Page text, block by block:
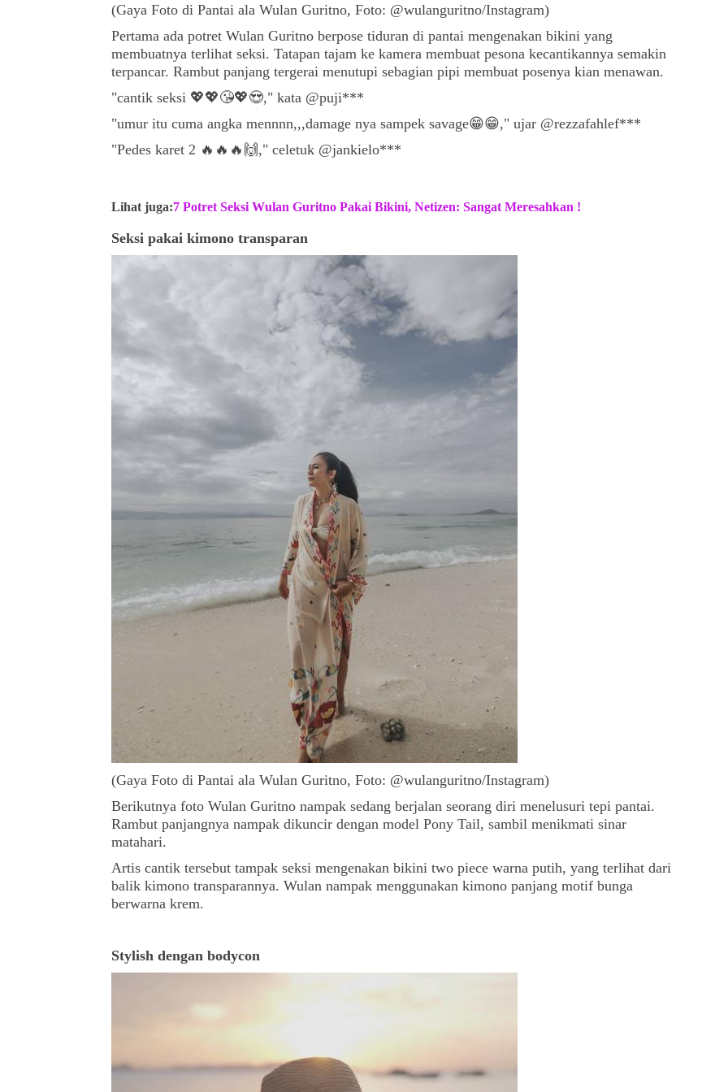
(Gaya Foto di Pantai ala Wulan Guritno, Foto: @wulanguritno/Instagram)
Pertama ada potret Wulan Guritno berpose tiduran di pantai mengenakan bikini yang
membuatnya terlihat seksi. Tatapan tajam ke kamera membuat pesona kecantikannya semakin
terpancar. Rambut panjang tergerai menutupi sebagian pipi membuat posenya kian menawan.
"cantik seksi 💖💖😘💖😍," kata @puji***
"umur itu cuma angka mennnn,,,damage nya sampek savage😁😁," ujar @rezzafahlef***
"Pedes karet 2 🔥🔥🔥🙌," celetuk @jankielo***
Lihat juga:7 Potret Seksi Wulan Guritno Pakai Bikini, Netizen: Sangat Meresahkan !
Seksi pakai kimono transparan
(Gaya Foto di Pantai ala Wulan Guritno, Foto: @wulanguritno/Instagram)
Berikutnya foto Wulan Guritno nampak sedang berjalan seorang diri menelusuri tepi pantai.
Rambut panjangnya nampak dikuncir dengan model Pony Tail, sambil menikmati sinar
matahari.
Artis cantik tersebut tampak seksi mengenakan bikini two piece warna putih, yang terlihat dari
balik kimono transparannya. Wulan nampak menggunakan kimono panjang motif bunga
berwarna krem.
Stylish dengan bodycon